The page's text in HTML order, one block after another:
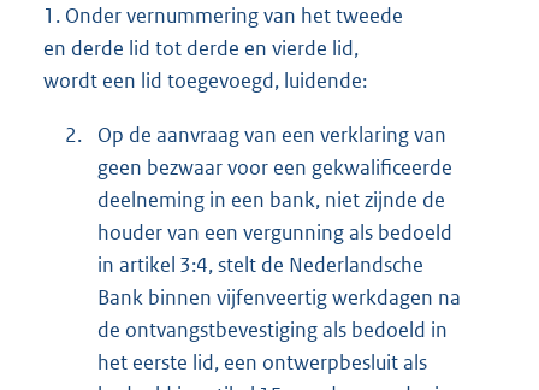
1. Onder vernummering van het tweede
en derde lid tot derde en vierde lid,
wordt een lid toegevoegd, luidende:
2.
Op de aanvraag van een verklaring van
geen bezwaar voor een gekwalificeerde
deelneming in een bank, niet zijnde de
houder van een vergunning als bedoeld
in artikel 3:4, stelt de Nederlandsche
Bank binnen vijfenveertig werkdagen na
de ontvangstbevestiging als bedoeld in
het eerste lid, een ontwerpbesluit als